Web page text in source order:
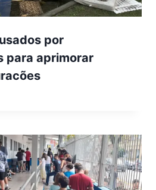
por
para aprimorar